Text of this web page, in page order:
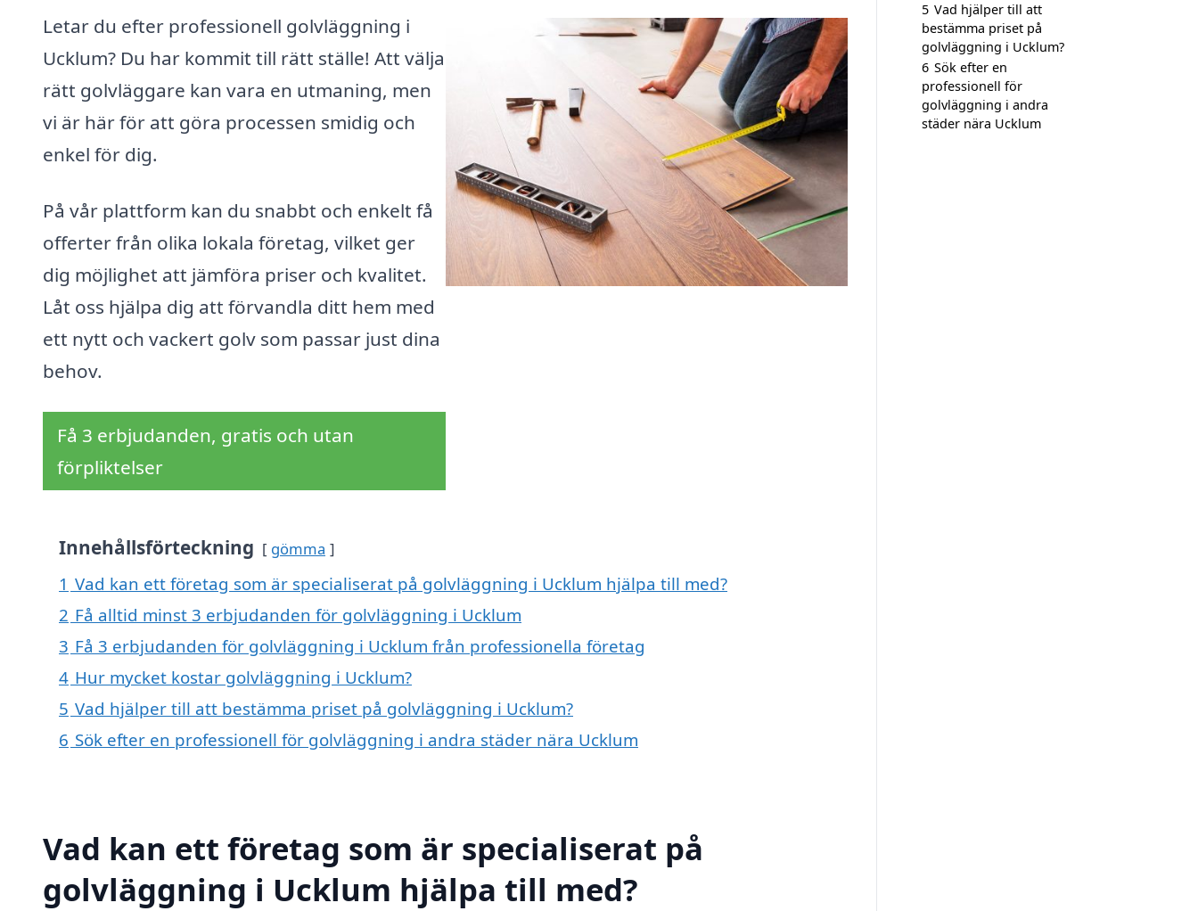
Letar du efter professionell golvläggning i
Ucklum? Du har kommit till rätt ställe! Att välja
rätt golvläggare kan vara en utmaning, men
vi är här för att göra processen smidig och
enkel för dig.
På vår plattform kan du snabbt och enkelt få
offerter från olika lokala företag, vilket ger
dig möjlighet att jämföra priser och kvalitet.
Låt oss hjälpa dig att förvandla ditt hem med
ett nytt och vackert golv som passar just dina
behov.
Få 3 erbjudanden, gratis och utan
förpliktelser
Innehållsförteckning gömma
1 Vad kan ett företag som är specialiserat på golvläggning i Ucklum hjälpa till med?
2 Få alltid minst 3 erbjudanden för golvläggning i Ucklum
3 Få 3 erbjudanden för golvläggning i Ucklum från professionella företag
4 Hur mycket kostar golvläggning i Ucklum?
5 Vad hjälper till att bestämma priset på golvläggning i Ucklum?
6 Sök efter en professionell för golvläggning i andra städer nära Ucklum
Vad kan ett företag som är specialiserat på
golvläggning i Ucklum hjälpa till med?
5 Vad hjälper till att
bestämma priset på
golvläggning i Ucklum?
6 Sök efter en
professionell för
golvläggning i andra
städer nära Ucklum